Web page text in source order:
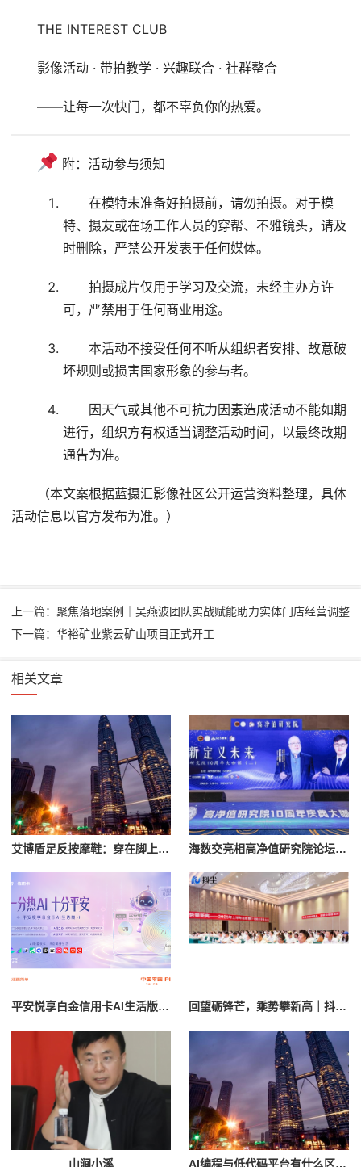
THE INTEREST CLUB
影像活动 · 带拍教学 · 兴趣联合 · 社群整合
——让每一次快门，都不辜负你的热爱。
附：活动参与须知
在模特未准备好拍摄前，请勿拍摄。对于模
特、摄友或在场工作人员的穿帮、不雅镜头，请及
时删除，严禁公开发表于任何媒体。
拍摄成片仅用于学习及交流，未经主办方许
可，严禁用于任何商业用途。
本活动不接受任何不听从组织者安排、故意破
坏规则或损害国家形象的参与者。
因天气或其他不可抗力因素造成活动不能如期
进行，组织方有权适当调整活动时间，以最终改期
通告为准。
（本文案根据蓝摄汇影像社区公开运营资料整理，具体
活动信息以官方发布为准。）
上一篇：聚焦落地案例｜吴燕波团队实战赋能助力实体门店经营调整
下一篇：华裕矿业紫云矿山项目正式开工
相关文章
艾博盾足反按摩鞋：穿在脚上的放松体验 海数交亮相高净值研究院论坛：共话AI时代分配新范式
平安悦享白金信用卡AI生活版，“全场景AI信用卡”终于来了！ 回望砺锋芒，乘势攀新高｜抖尘科技2026年上半年总结暨618复盘评优大会圆满落幕
山涧小溪 AI编程与低代码平台有什么区别？2026年企业如何选择AI开发工具